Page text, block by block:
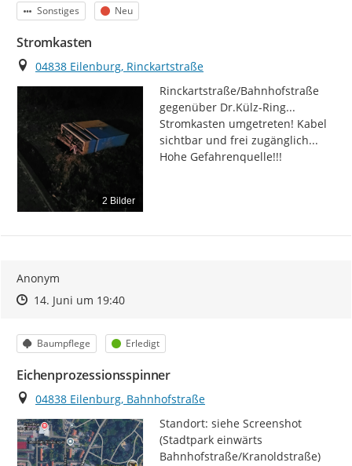
Kategorie
Sonstiges Status
Neu
Stromkasten
Ort
04838 Eilenburg, Rinckartstraße
2 Bilder
Rinckartstraße/Bahnhofstraße
gegenüber Dr.Külz-Ring...
Stromkasten umgetreten! Kabel
sichtbar und frei zugänglich...
Hohe Gefahrenquelle!!!
Anonym
Zeitpunkt des Erstellens
Zeitpunkt des Erstellens
14. Juni um 19:40Zur Äußerung
Kategorie
Baumpflege Status
Erledigt
Eichenprozessionsspinner
Ort
04838 Eilenburg, Bahnhofstraße
Standort: siehe Screenshot
(Stadtpark einwärts
Bahnhofstraße/Kranoldstraße)